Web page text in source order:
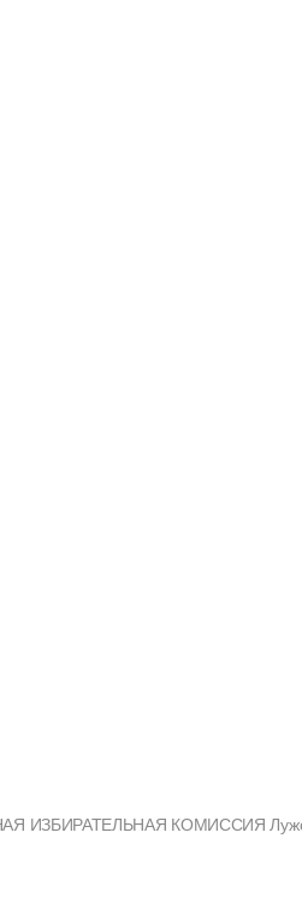
ИЗБИРАТЕЛЬНАЯ КОМИССИЯ